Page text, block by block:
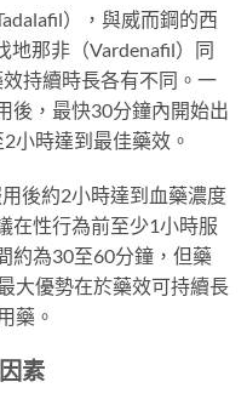
），與威而鋼的西
地那非（Vardenafil）同
持續時長各有不同。一
後，最快30分鐘內開始出
小時達到最佳藥效。
後約2小時達到血藥濃度
在性行為前至少1小時服
約為30至60分鐘，但藥
大優勢在於藥效可持續長
藥。
素